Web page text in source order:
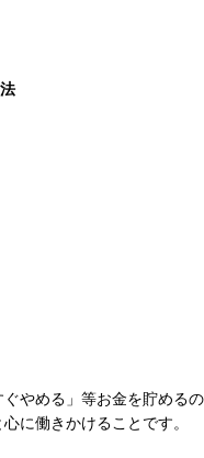
ぐやめる」等お金を貯めるの
に働きかけることです。